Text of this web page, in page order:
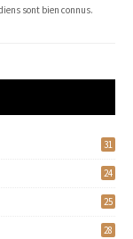
sont bien connus.
31
24
25
28